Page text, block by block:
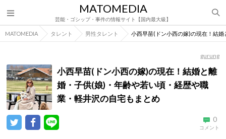
MATOMEDIA
芸能・ゴシップ・事件の情報サイト【国内最大級】
MATOMEDIA タレント 男性タレント 小西早苗(ドン小西の嫁)の現在！結
gurung
小西早苗(ドン小西の嫁)の現在！結婚と離
婚・子供(娘)・年齢や若い頃・経歴や職
業・軽井沢の自宅もまとめ
0
コメント